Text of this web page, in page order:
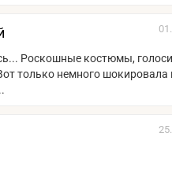
Роскошные костюмы,
только немного шокировала